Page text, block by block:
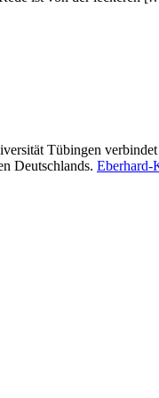
Tübingen
Deutschlands. Eberhard-